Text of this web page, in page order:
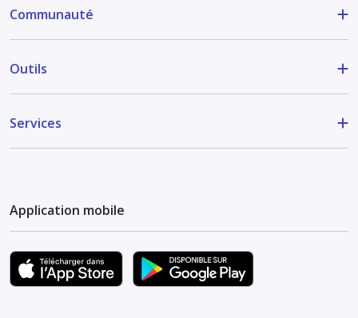
Communauté
Outils
Services
Application mobile